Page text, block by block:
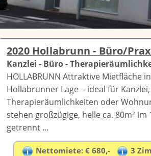
2020 Hollabrunn - Büro/
Kanzlei - Büro -
HOLLABRUNN Attraktive Mietfläche
Hollabrunner Lage - ideal für
Therapieräumlichkeiten oder
stehen großzügige, helle ca. 80m² im
getrennt ...
Nettomiete: € 680,-
3